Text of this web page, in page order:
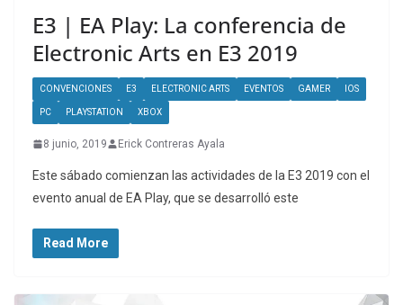
E3 | EA Play: La conferencia de
Electronic Arts en E3 2019
CONVENCIONES E3 ELECTRONIC ARTS EVENTOS GAMER IOS
PC PLAYSTATION XBOX
8 junio, 2019 Erick Contreras Ayala
Este sábado comienzan las actividades de la E3 2019 con el
evento anual de EA Play, que se desarrolló este
Read More